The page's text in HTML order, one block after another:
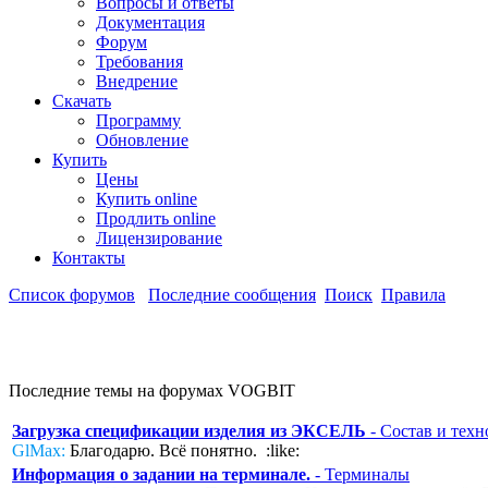
Документация
Форум
Требования
Внедрение
Скачать
Программу
Обновление
Купить
Цены
Купить online
Продлить online
Лицензирование
Контакты
Список форумов Последние сообщения Поиск Правила
Последние темы на форумах VOGBIT
Загрузка спецификации изделия из ЭКСЕЛЬ - Состав и
GlMax: Благодарю. Всё понятно. :like:
Информация о задании на терминале. - Терминалы